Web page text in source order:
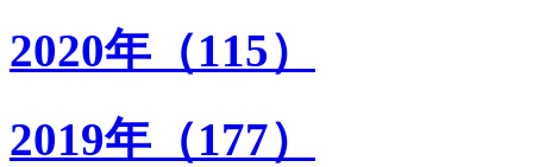
2020年（115）
2019年（177）